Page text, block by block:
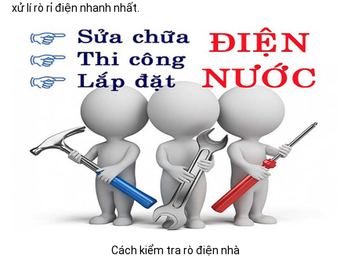
xử lí rò rỉ điện nhanh nhất.
Cách kiểm tra rò điện nhà